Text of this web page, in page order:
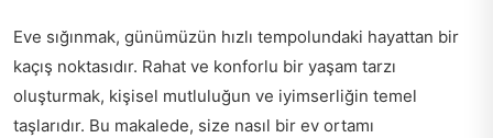
Eve sığınmak, günümüzün hızlı tempolundaki hayattan bir
kaçış noktasıdır. Rahat ve konforlu bir yaşam tarzı
oluşturmak, kişisel mutluluğun ve iyimserliğin temel
taşlarıdır. Bu makalede, size nasıl bir ev ortamı